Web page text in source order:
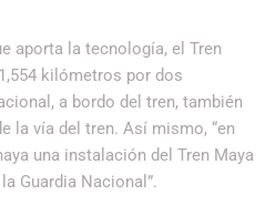
aporta la tecnología, el Tren
kilómetros por dos
a bordo del tren, también
la vía del tren. Así mismo, “en
una instalación del Tren Maya
Guardia Nacional”.